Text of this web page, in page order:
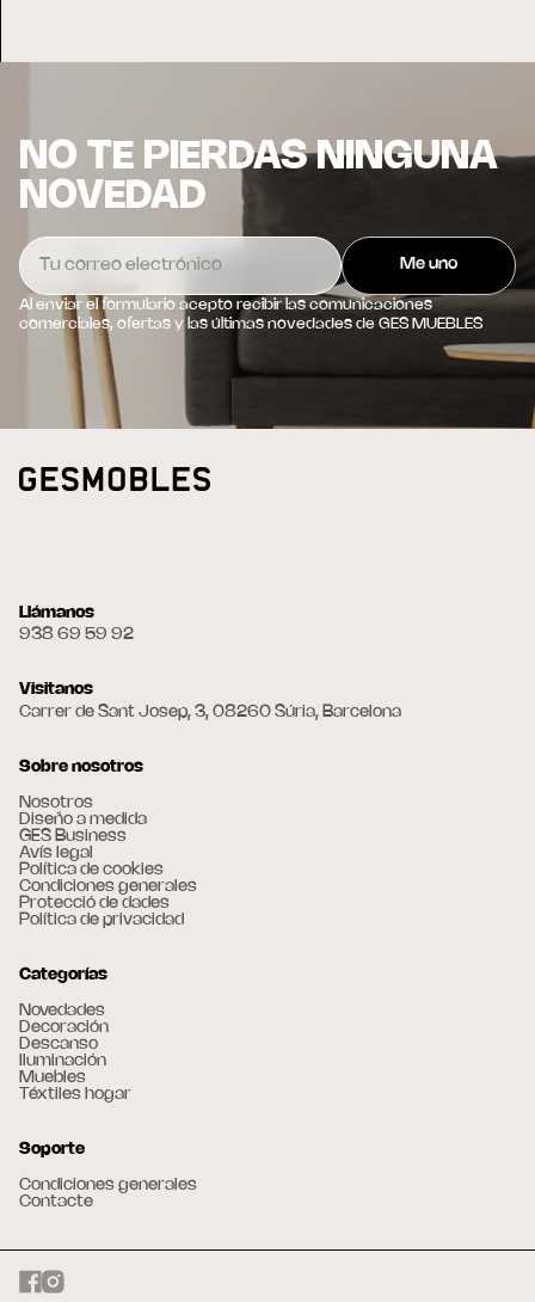
NO TE PIERDAS NINGUNA
NOVEDAD
Al enviar el formulario acepto recibir las comunicaciones
comerciales, ofertas y las últimas novedades de GES MUEBLES
Llámanos
938 69 59 92
Visitanos
Carrer de Sant Josep, 3, 08260 Súria, Barcelona
Sobre nosotros
Nosotros
Diseño a medida
GES Business
Avís legal
Política de cookies
Condiciones generales
Protecció de dades
Política de privacidad
Categorías
Novedades
Decoración
Descanso
Iluminación
Muebles
Téxtiles hogar
Soporte
Condiciones generales
Contacte